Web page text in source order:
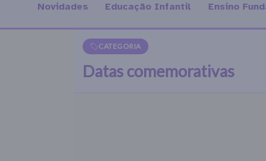
Novidades Educação Infantil Ensino
CATEGORIA
Datas comemorativas